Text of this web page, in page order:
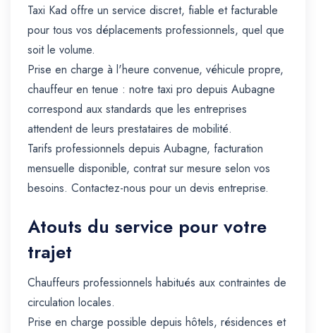
Taxi Kad offre un service discret, fiable et facturable
pour tous vos déplacements professionnels, quel que
soit le volume.
Prise en charge à l'heure convenue, véhicule propre,
chauffeur en tenue : notre taxi pro depuis Aubagne
correspond aux standards que les entreprises
attendent de leurs prestataires de mobilité.
Tarifs professionnels depuis Aubagne, facturation
mensuelle disponible, contrat sur mesure selon vos
besoins. Contactez-nous pour un devis entreprise.
Atouts du service pour votre
trajet
Chauffeurs professionnels habitués aux contraintes de
circulation locales.
Prise en charge possible depuis hôtels, résidences et